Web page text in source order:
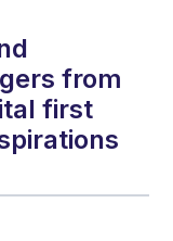
from
first